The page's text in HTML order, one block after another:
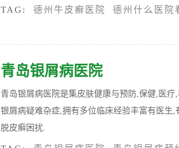
TAG: 德州牛皮癣医院 德州什么医院
青岛银屑病医院
青岛银屑病医院是集皮肤健康与预防,保健,医
银屑病疑难杂症,拥有多位临床经验丰富有医生
脱皮癣困扰.